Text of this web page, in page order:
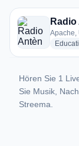
1 Radiosender
Apache,
Hören Sie 1
Sie Musik,
Streema.